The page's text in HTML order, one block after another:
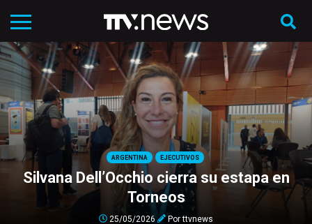
ARGENTINA EJECUTIVOS
Silvana Dell’Occhio cierra su estapa en
Torneos
25/05/2026 Porttvnews